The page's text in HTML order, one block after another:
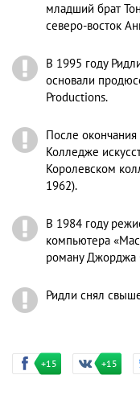
младший брат
северо-восток
В 1995 году
основали
Productions.
После
Колледже
Королевском
1962).
В 1984 году
компьютера
роману Джорджа
Ридли снял
+15 +15